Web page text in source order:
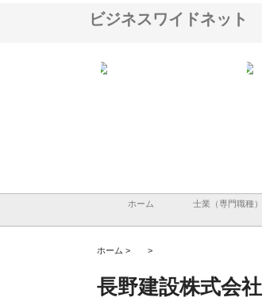
ビジネスワイドネット
ホーム 士業（専門職種）
ホーム > >
長野建設株式会社